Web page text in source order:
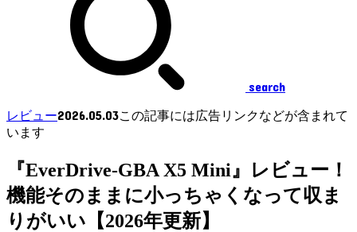
search
レビュー2026.05.03この記事には広告リンクなどが含まれて
います
『EverDrive-GBA X5 Mini』レビュー！
機能そのままに小っちゃくなって収ま
りがいい【2026年更新】